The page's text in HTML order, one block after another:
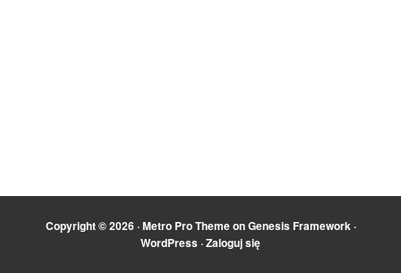
Copyright © 2026 ·Metro Pro ThemeonGenesis Framework·
WordPress ·Zaloguj się